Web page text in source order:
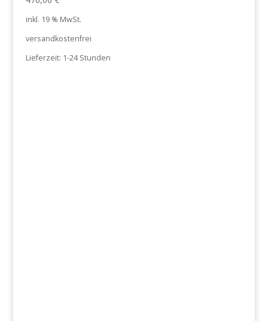
inkl. 19 % MwSt.
versandkostenfrei
Lieferzeit: 1-24 Stunden